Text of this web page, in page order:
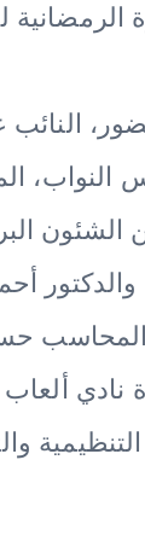
لكرة
عادل
البرلمانية
أحمد
حسين